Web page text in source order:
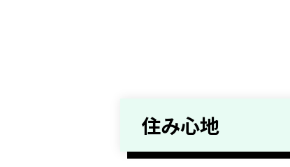
住み心地